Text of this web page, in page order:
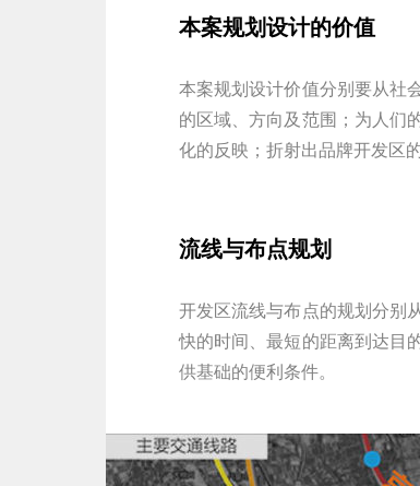
本案规划设计的价值
本案规划设计价值分别要从社
的区域、方向及范围；为人们
化的反映；折射出品牌开发区
流线与布点规划
开发区流线与布点的规划分别
快的时间、最短的距离到达目
供基础的便利条件。